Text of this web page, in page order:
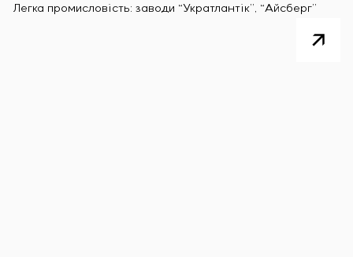
Легка промисловість: заводи “Укратлантік”, “Айсберг”